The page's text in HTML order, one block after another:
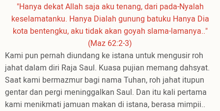
"Hanya dekat Allah saja aku tenang, dari pada-Nyalah
keselamatanku. Hanya Dialah gunung batuku Hanya Dia
kota bentengku, aku tidak akan goyah slama-lamanya.."
(Maz 62:2-3)
Kami pun pernah diundang ke istana untuk mengusir roh
jahat dalam diri Raja Saul. Kuasa pujian memang dahsyat.
Saat kami bermazmur bagi nama Tuhan, roh jahat itupun
gentar dan pergi meninggalkan Saul. Dan itu kali pertama
kami menikmati jamuan makan di istana, berasa mimpii..